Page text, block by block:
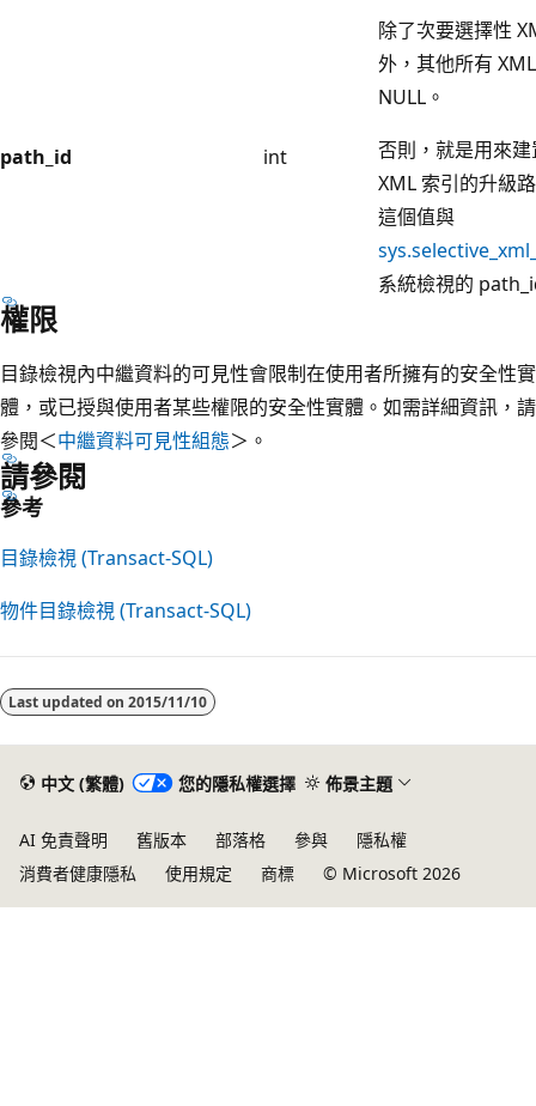
path_id int
除了次要選擇性
外，其他所有
NULL。
否則，就是用來
XML 索引的升級
這個值與
系統檢視的
權限
目錄檢視內中繼資料的可見性會限制在使用者所擁有的安全性實
體，或已授與使用者某些權限的安全性實體。如需詳細資訊，請
參閱＜中繼資料可見性組態＞。
請參閱
參考
目錄檢視 (Transact-SQL)
物件目錄檢視 (Transact-SQL)
模
式
Last updated on 2015/11/10
中文 (繁體) 您的隱私權選擇 佈景主題
AI 免責聲明 舊版本 部落格 參與
隱私權
消費者健康隱私
使用規定 商標 © Microsoft 2026